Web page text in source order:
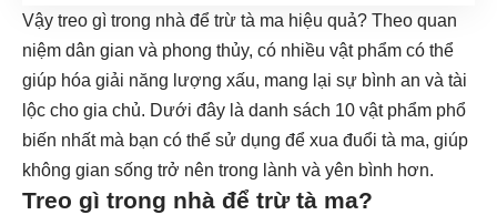
Vậy treo gì trong nhà để trừ tà ma hiệu quả? Theo quan
niệm dân gian và phong thủy, có nhiều vật phẩm có thể
giúp hóa giải năng lượng xấu, mang lại sự bình an và tài
lộc cho gia chủ. Dưới đây là danh sách 10 vật phẩm phổ
biến nhất mà bạn có thể sử dụng để xua đuổi tà ma, giúp
không gian sống trở nên trong lành và yên bình hơn.
Treo gì trong nhà để trừ tà ma?